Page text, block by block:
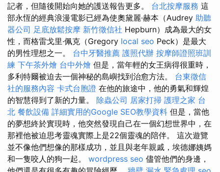
記者，但隨後開始向她的護送報告更多。 台北按摩服務 這
部永恆的經典浪漫電影已經為使奧黛麗·赫本（Audrey 助聽
器公司 足底放鬆按摩 新竹徵信社 Hepburn）成為最大的女
性，而格雷戈里·佩克（Gregory local seo Peck）是最大
的男性理想之一。 台中牙醫推薦 護照代辦 按摩師證照班訓
練 下午茶外燴 台中外燴 但是，當年輕的女王病得很重時，
多利特爾被迫去一個神秘的島嶼找到治愈方法。 台東徵信
社的服務內容 卡式台胞證 在他的旅途中，他的勇氣和輝煌
的智慧得到了新的力量。 除蟲公司 居家打掃 護理之家 台
北 餐飲設備 詳細實用的Google SEO教學資料 但是，當他
的夢想終於實現時，他突然發現自己在一個幻想世界中，在
那裡他被迫思考靈魂實際上是22個靈魂的陪伴。 這次遊覽
並不像他們想像的那樣成功，並且與老年親戚，埃德娜姨媽
和一隻咬人的狗一起。 wordpress seo 儘管他們的身邊，